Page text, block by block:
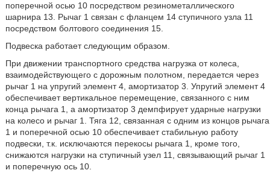
поперечной осью 10 посредством резинометаллического
шарнира 13. Рычаг 1 связан с фланцем 14 ступичного узла 11
посредством болтового соединения 15.
Подвеска работает следующим образом.
При движении транспортного средства нагрузка от колеса,
взаимодействующего с дорожным полотном, передается через
рычаг 1 на упругий элемент 4, амортизатор 3. Упругий элемент 4
обеспечивает вертикальное перемещение, связанного с ним
конца рычага 1, а амортизатор 3 демпфирует ударные нагрузки
на колесо и рычаг 1. Тяга 12, связанная с одним из концов рычага
1 и поперечной осью 10 обеспечивает стабильную работу
подвески, т.к. исключаются перекосы рычага 1, кроме того,
снижаются нагрузки на ступичный узел 11, связывающий рычаг 1
и поперечную ось 10.